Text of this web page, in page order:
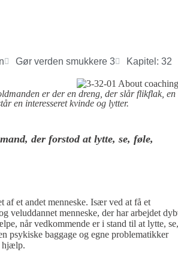
Gør verden smukkere 3 Kapitel: 32
er der en dreng, der slår flikflak,
en interesseret kvinde og lytter.
der forstod at lytte, se, føle,
af et andet menneske. Især ved at få et
veluddannet menneske, der har arbejdet
når vedkommende er i stand til at lytte, se,
psykiske baggage og egne problematikker
hjælp.